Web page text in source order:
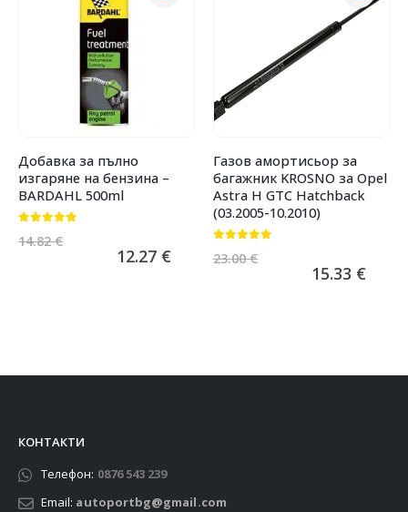
Добавка за пълно
изгаряне на бензина –
BARDAHL 500ml
14.82€
12.27 €
Газов амортисьор за
багажник KROSNO за Opel
Astra H GTC Hatchback
(03.2005-10.2010)
23.00€
15.33 €
КОНТАКТИ
Телефон: 0876 543 239
Email: autoportbg@gmail.com